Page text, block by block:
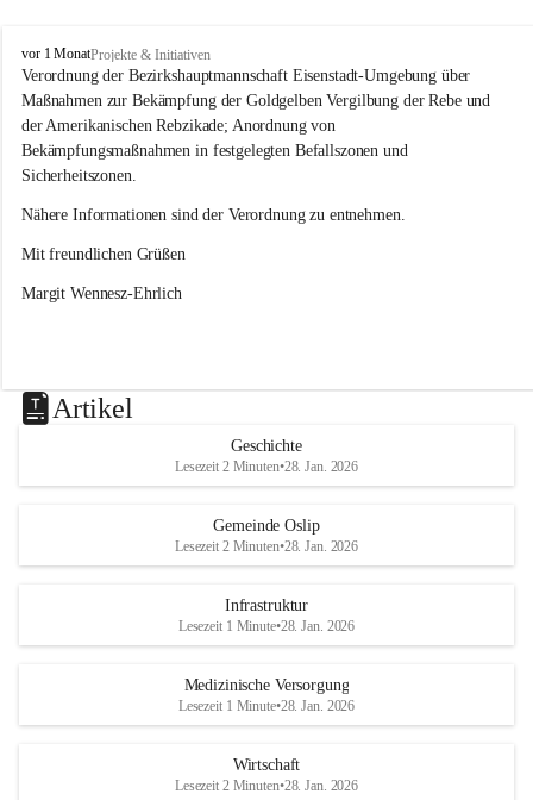
O
s
l
i
p
vor 1 MonatProjekte & Initiativen
Verordnung der Bezirkshauptmannschaft Eisenstadt-Umgebung über
Maßnahmen zur Bekämpfung der Goldgelben Vergilbung der Rebe und
der Amerikanischen Rebzikade; Anordnung von
Bekämpfungsmaßnahmen in festgelegten Befallszonen und
Sicherheitszonen.
Nähere Informationen sind der Verordnung zu entnehmen.
Mit freundlichen Grüßen
Margit Wennesz-Ehrlich
Artikel
Geschichte
Lesezeit 2 Minuten•28. Jan. 2026
Gemeinde Oslip
Lesezeit 2 Minuten•28. Jan. 2026
Infrastruktur
Lesezeit 1 Minute•28. Jan. 2026
Medizinische Versorgung
Lesezeit 1 Minute•28. Jan. 2026
Wirtschaft
Lesezeit 2 Minuten•28. Jan. 2026